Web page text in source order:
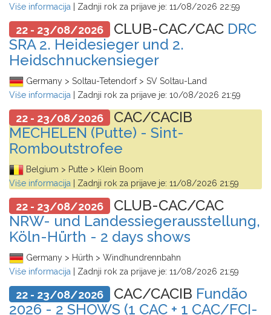
Više informacija
| Zadnji rok za prijave je: 11/08/2026 22:59
22 - 23/08/2026 CLUB-CAC/CAC DRC
SRA 2. Heidesieger und 2.
Heidschnuckensieger
Germany > Soltau-Tetendorf > SV Soltau-Land
Više informacija
| Zadnji rok za prijave je: 10/08/2026 21:59
22 - 23/08/2026 CAC/CACIB
MECHELEN (Putte) - Sint-
Romboutstrofee
Belgium > Putte > Klein Boom
Više informacija
| Zadnji rok za prijave je: 11/08/2026 21:59
22 - 23/08/2026 CLUB-CAC/CAC
NRW- und Landessiegerausstellung,
Köln-Hürth - 2 days shows
Germany > Hürth > Windhundrennbahn
Više informacija
| Zadnji rok za prijave je: 11/08/2026 21:59
22 - 23/08/2026 CAC/CACIB Fundão
2026 - 2 SHOWS (1 CAC + 1 CAC/FCI-